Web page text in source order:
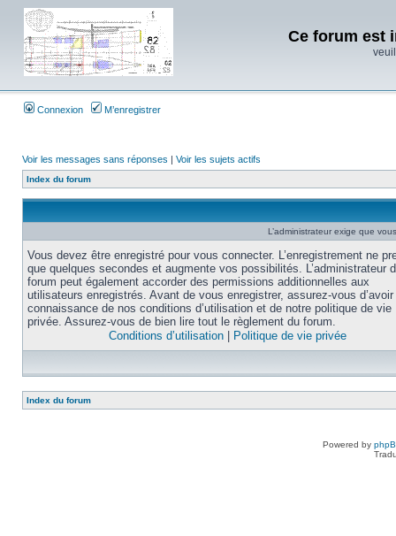
Ce forum est
Connexion M’enregistrer
Voir les messages sans réponses | Voir les sujets actifs
Index du forum
L’administrateur exige que
Vous devez être enregistré pour vous connecter. L’enregistrement ne
que quelques secondes et augmente vos possibilités. L’administrateur
forum peut également accorder des permissions additionnelles aux
utilisateurs enregistrés. Avant de vous enregistrer, assurez-vous
connaissance de nos conditions d’utilisation et de notre politique de vie
privée. Assurez-vous de bien lire tout le règlement du forum.
Conditions d’utilisation
Politique de vie privée
Index du forum
Powered by